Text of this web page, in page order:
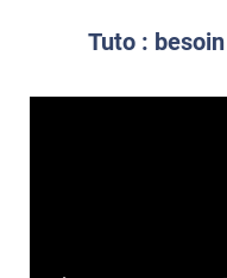
Tuto :